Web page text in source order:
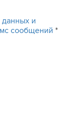
данных и
сообщений *